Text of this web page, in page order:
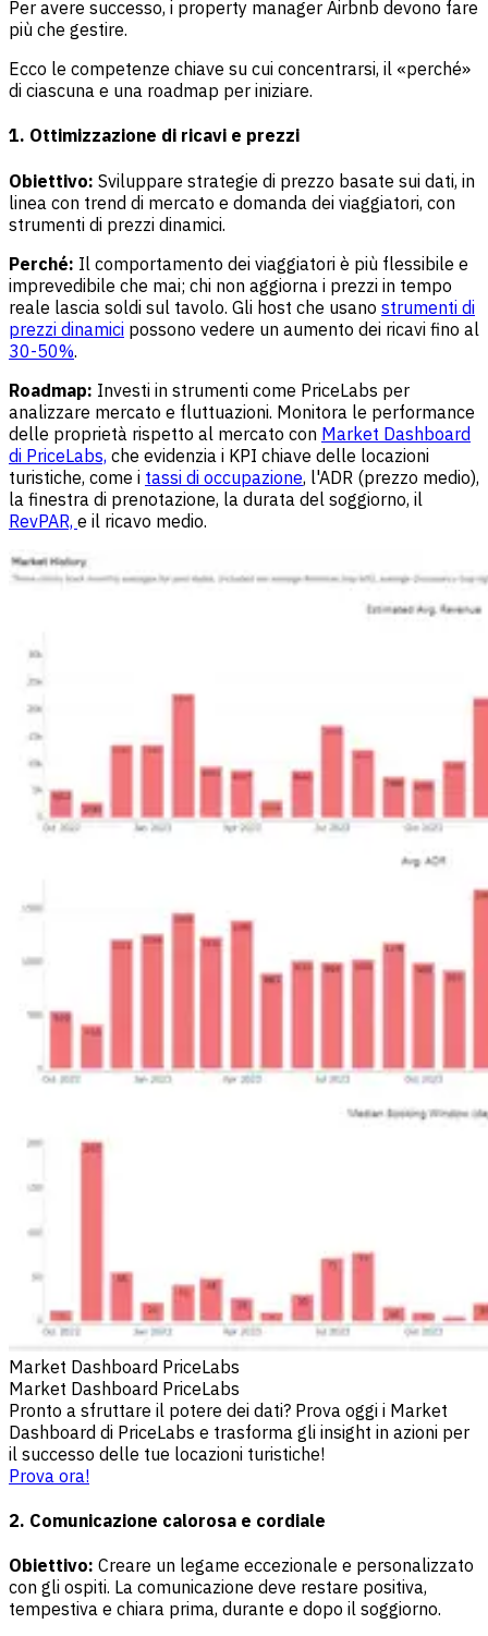
Per avere successo, i property manager Airbnb devono fare
più che gestire.
Ecco le competenze chiave su cui concentrarsi, il «perché»
di ciascuna e una roadmap per iniziare.
1. Ottimizzazione di ricavi e prezzi
Obiettivo: Sviluppare strategie di prezzo basate sui dati, in
linea con trend di mercato e domanda dei viaggiatori, con
strumenti di prezzi dinamici.
Perché: Il comportamento dei viaggiatori è più flessibile e
imprevedibile che mai; chi non aggiorna i prezzi in tempo
reale lascia soldi sul tavolo. Gli host che usano strumenti di
prezzi dinamici possono vedere un aumento dei ricavi fino al
30-50%.
Roadmap: Investi in strumenti come PriceLabs per
analizzare mercato e fluttuazioni. Monitora le performance
delle proprietà rispetto al mercato con Market Dashboard
di PriceLabs, che evidenzia i KPI chiave delle locazioni
turistiche, come i tassi di occupazione, l'ADR (prezzo medio),
la finestra di prenotazione, la durata del soggiorno, il
RevPAR, e il ricavo medio.
Market Dashboard PriceLabs
Market Dashboard PriceLabs
Pronto a sfruttare il potere dei dati? Prova oggi i Market
Dashboard di PriceLabs e trasforma gli insight in azioni per
il successo delle tue locazioni turistiche!
Prova ora!
2. Comunicazione calorosa e cordiale
Obiettivo: Creare un legame eccezionale e personalizzato
con gli ospiti. La comunicazione deve restare positiva,
tempestiva e chiara prima, durante e dopo il soggiorno.